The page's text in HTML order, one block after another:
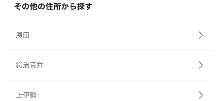
その他の住所から探す
恩田
鍜治荒井
上伊勢